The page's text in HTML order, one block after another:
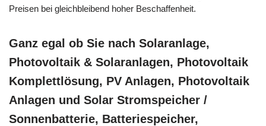
Preisen bei gleichbleibend hoher Beschaffenheit.
Ganz egal ob Sie nach Solaranlage,
Photovoltaik & Solaranlagen, Photovoltaik
Komplettlösung, PV Anlagen, Photovoltaik
Anlagen und Solar Stromspeicher /
Sonnenbatterie, Batteriespeicher,